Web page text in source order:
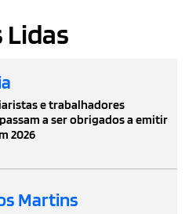
Lidas
e trabalhadores
a ser obrigados a emitir
2026
Martins